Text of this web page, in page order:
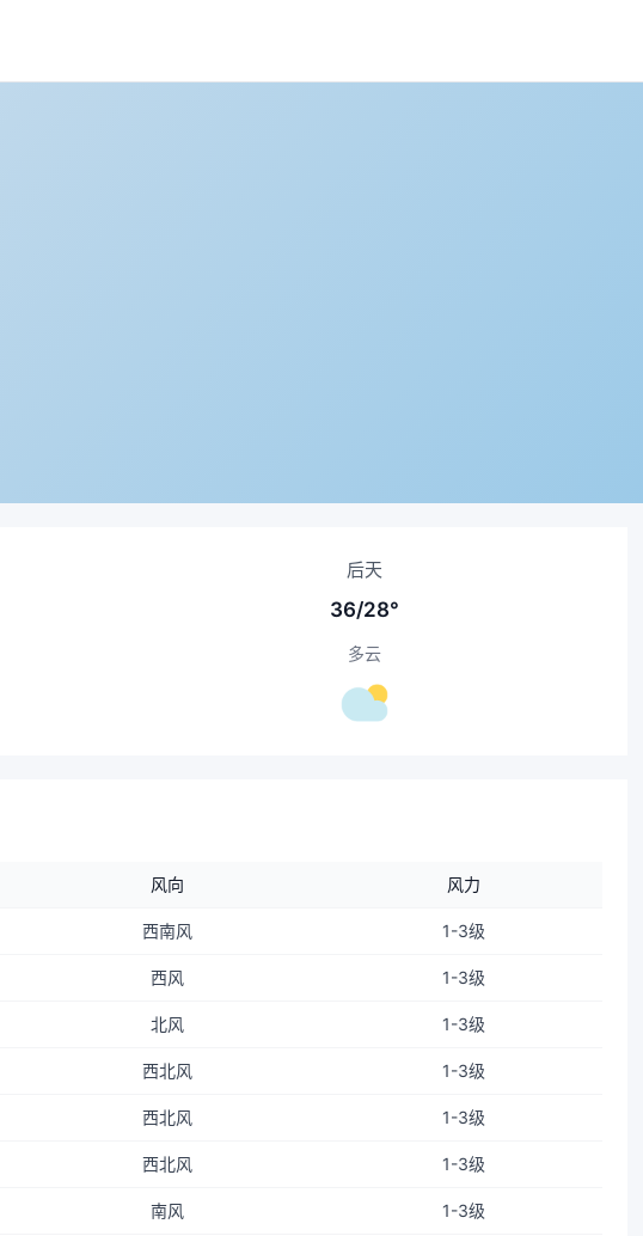
后天
36/28°
多云
风向 风力
西南风 1-3级
西风 1-3级
北风 1-3级
西北风 1-3级
西北风 1-3级
西北风 1-3级
南风 1-3级